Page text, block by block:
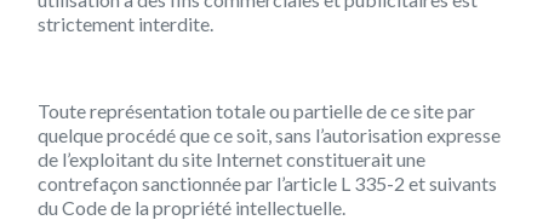
strictement interdite.
Toute représentation totale ou partielle de ce site par
quelque procédé que ce soit, sans l’autorisation expresse
de l’exploitant du site Internet constituerait une
contrefaçon sanctionnée par l’article L 335-2 et suivants
du Code de la propriété intellectuelle.